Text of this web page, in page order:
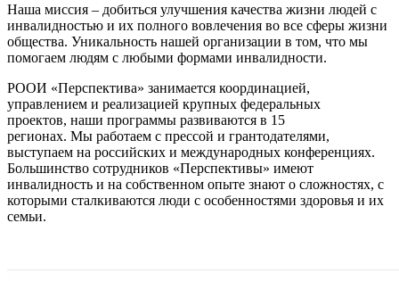
Наша миссия – добиться улучшения качества жизни людей с
инвалидностью и их полного вовлечения во все сферы жизни
общества. Уникальность нашей организации в том, что мы
помогаем людям с любыми формами инвалидности.
РООИ «Перспектива» занимается координацией,
управлением и реализацией крупных федеральных
проектов, наши программы развиваются в 15
регионах. Мы работаем с прессой и грантодателями,
выступаем на российских и международных конференциях.
Большинство сотрудников «Перспективы» имеют
инвалидность и на собственном опыте знают о сложностях, с
которыми сталкиваются люди с особенностями здоровья и их
семьи.